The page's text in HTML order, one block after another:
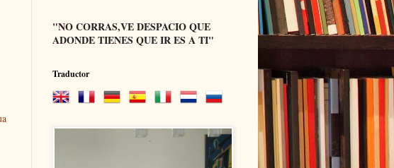
"NO CORRAS,VE DESPACIO QUE
ADONDE TIENES QUE IR ES A TI"
Traductor